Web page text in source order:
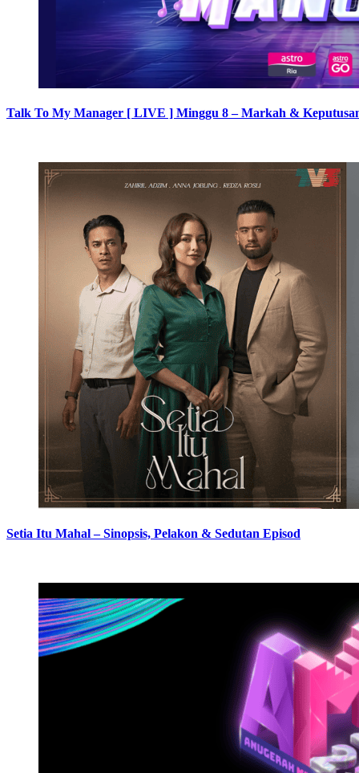
Talk To My Manager [ LIVE ] Minggu 8 – Markah &
Setia Itu Mahal – Sinopsis, Pelakon & Sedutan Episod